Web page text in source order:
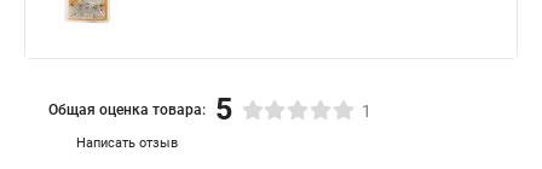
Написать отзыв
Общая оценка товара: 5 1